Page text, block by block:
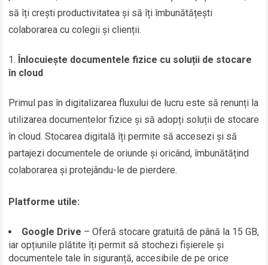
să îți crești productivitatea și să îți îmbunătățești
colaborarea cu colegii și clienții.
Înlocuiește documentele fizice cu soluții de stocare
în cloud
Primul pas în digitalizarea fluxului de lucru este să renunți la
utilizarea documentelor fizice și să adopți soluții de stocare
în cloud. Stocarea digitală îți permite să accesezi și să
partajezi documentele de oriunde și oricând, îmbunătățind
colaborarea și protejându-le de pierdere.
Platforme utile:
Google Drive – Oferă stocare gratuită de până la 15 GB,
iar opțiunile plătite îți permit să stochezi fișierele și
documentele tale în siguranță, accesibile de pe orice